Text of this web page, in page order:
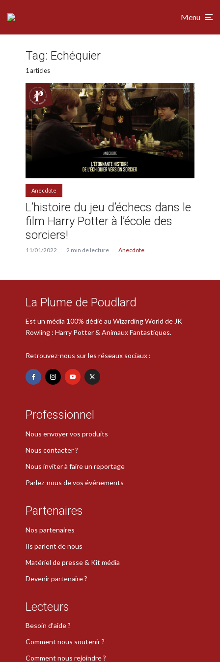
Menu
Tag: Echéquier
1 articles
Anecdote
L’histoire du jeu d’échecs dans le
film Harry Potter à l’école des
sorciers!
11/01/2022 2 min de lecture Anecdote
La Plume de Poudlard
Est un média 100% dédié au Wizarding World de JK
Rowling : Harry Potter & Animaux Fantastiques.
Retrouvez-nous sur les réseaux sociaux :
Professionnel
Nous envoyer vos produits
Nous contacter ?
Nous inviter à faire un reportage
Parlez-nous de vos événements
Partenaires
Nos partenaires
Ils parlent de nous
Matériel de presse & Kit média
Devenir partenaire ?
Lecteurs
Besoin d’aide ?
Comment nous soutenir ?
Comment nous rejoindre ?